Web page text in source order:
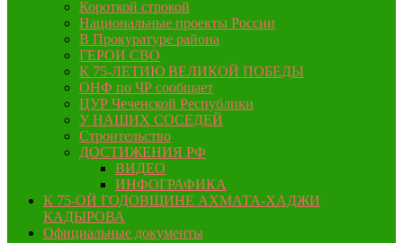
Короткой строкой
Национальные проекты России
В Прокуратуре района
ГЕРОИ СВО
К 75-ЛЕТИЮ ВЕЛИКОЙ ПОБЕДЫ
ОНФ по ЧР сообщает
ЦУР Чеченской Республики
У НАШИХ СОСЕДЕЙ
Строительство
ДОСТИЖЕНИЯ РФ
ВИДЕО
ИНФОГРАФИКА
К 75-ОЙ ГОДОВЩИНЕ АХМАТА-ХАДЖИ
КАДЫРОВА
Официальные документы